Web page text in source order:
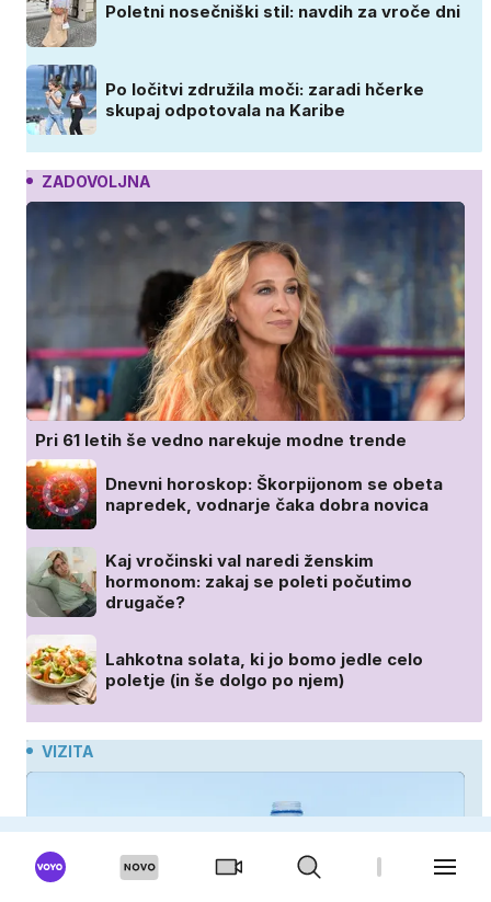
Poletni nosečniški stil: navdih za vroče dni
Po ločitvi združila moči: zaradi hčerke
skupaj odpotovala na Karibe
ZADOVOLJNA
Pri 61 letih še vedno narekuje modne trende
Dnevni horoskop: Škorpijonom se obeta
napredek, vodnarje čaka dobra novica
Kaj vročinski val naredi ženskim
hormonom: zakaj se poleti počutimo
drugače?
Lahkotna solata, ki jo bomo jedle celo
poletje (in še dolgo po njem)
VIZITA